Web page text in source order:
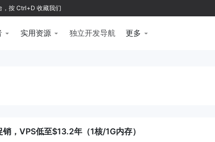
，按 Ctrl+D 收藏我们
实用资源 独立开发导航 更多
，VPS低至$13.2年（1核/1G内存）